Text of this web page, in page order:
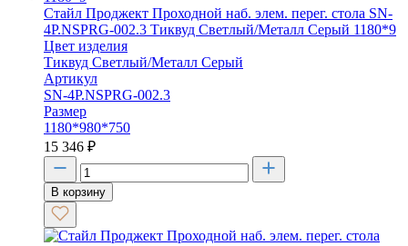
Стайл Проджект Проходной наб. элем. перег. стола SN-
4P.NSPRG-002.3 Тиквуд Светлый/Металл Серый 1180*9
Цвет изделия
Тиквуд Светлый/Металл Серый
Артикул
SN-4P.NSPRG-002.3
Размер
1180*980*750
15 346 ₽
В корзину